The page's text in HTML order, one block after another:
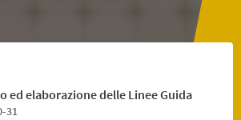
ed elaborazione delle Linee Guida
31